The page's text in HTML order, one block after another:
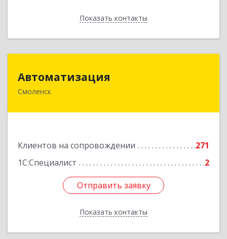
Показать контакты
Назад
Автоматизация
Смоленск
Клиентов на сопровождении
271
1С:Специалист
2
Отправить заявку
Показать контакты
214019, Смоленская обл, Смоленск г, Марии
Отправить заявку
Назад